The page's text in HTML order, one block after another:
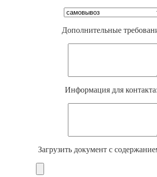
Дополнительные
Информация для
Загрузить документ с